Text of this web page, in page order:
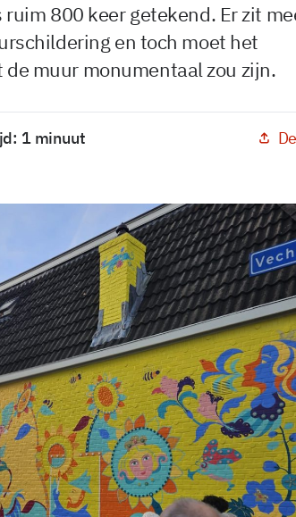
800 keer getekend. Er zit
en toch moet het
muur monumentaal zou zijn.
1 minuut